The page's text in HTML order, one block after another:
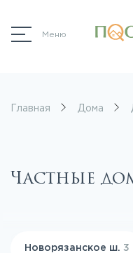
Меню
Главная Дома
Частные
Новорязанское ш. 3